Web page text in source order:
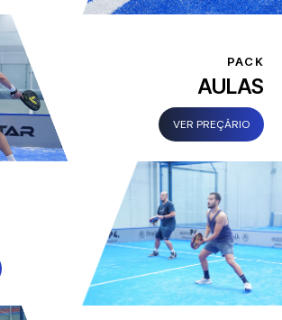
PACK
AULAS
VER PREÇÁRIO